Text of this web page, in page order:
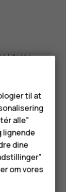
i denne
datakabel,
er lavet af
tabes på
stød.
hvis
fjerne det
er
til at
alle"
lignende
dine
om vores